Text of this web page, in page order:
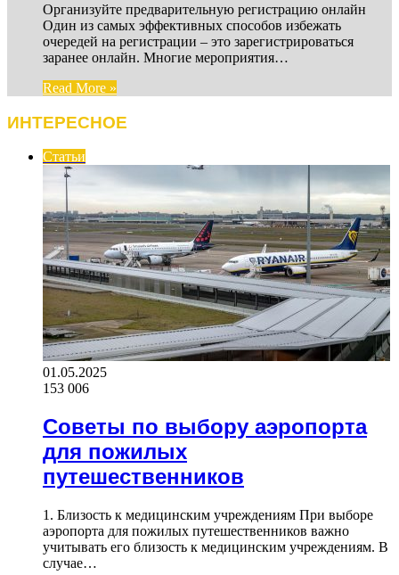
Организуйте предварительную регистрацию онлайн
Один из самых эффективных способов избежать
очередей на регистрации – это зарегистрироваться
заранее онлайн. Многие мероприятия…
Read More »
ИНТЕРЕСНОЕ
Статьи
01.05.2025
153 006
Советы по выбору аэропорта
для пожилых
путешественников
1. Близость к медицинским учреждениям При выборе
аэропорта для пожилых путешественников важно
учитывать его близость к медицинским учреждениям. В
случае…